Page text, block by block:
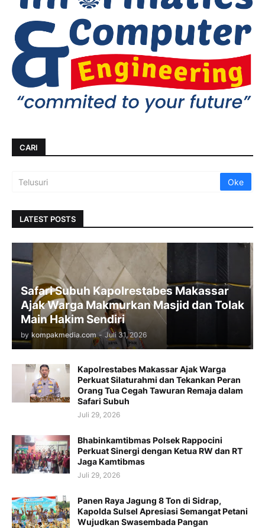
CARI
LATEST POSTS
Safari Subuh Kapolrestabes Makassar
Ajak Warga Makmurkan Masjid dan Tolak
Main Hakim Sendiri
by kompakmedia.com - Juli 31, 2026
Kapolrestabes Makassar Ajak Warga
Perkuat Silaturahmi dan Tekankan Peran
Orang Tua Cegah Tawuran Remaja dalam
Safari Subuh
Juli 29, 2026
Bhabinkamtibmas Polsek Rappocini
Perkuat Sinergi dengan Ketua RW dan RT
Jaga Kamtibmas
Juli 29, 2026
Panen Raya Jagung 8 Ton di Sidrap,
Kapolda Sulsel Apresiasi Semangat Petani
Wujudkan Swasembada Pangan